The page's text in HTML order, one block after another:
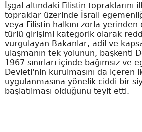
İşgal altındaki Filistin topraklarını
topraklar üzerinde İsrail
veya Filistin halkını zorla
türlü girişimi kategorik olarak
vurgulayan Bakanlar, adil ve
ulaşmanın tek yolunun, başkenti
1967 sınırları içinde bağımsız ve
Devleti'nin kurulmasını da içeren
uygulanmasına yönelik ciddi bir
başlatılması olduğunu teyit etti.